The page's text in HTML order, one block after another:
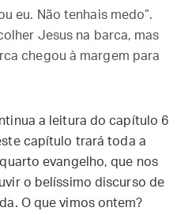
eu. Não tenhais medo”.
Jesus na barca, mas
chegou à margem para
a leitura do capítulo 6
capítulo trará toda a
evangelho, que nos
o belíssimo discurso de
O que vimos ontem?